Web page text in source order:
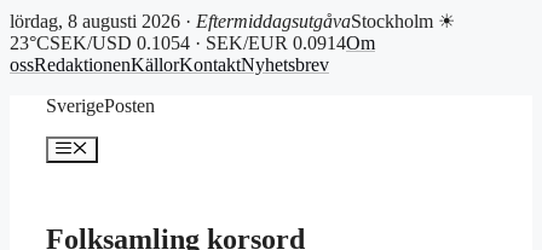
lördag, 8 augusti 2026 · EftermiddagsutgåvaStockholm ☀
23°CSEK/USD 0.1054 · SEK/EUR 0.0914Om
ossRedaktionenKällorKontaktNyhetsbrev
SverigePosten
Meny
Folksamling korsord